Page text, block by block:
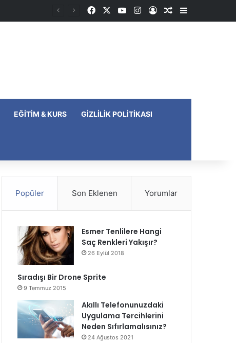
FacebookYouTubeInstagram
Kayıt OlRastgele Makale
Kenar
EĞITIM & KURS GIZLILIK POLITIKASI
Popüler Son Eklenen Yorumlar
Esmer Tenlilere Hangi
Saç Renkleri Yakışır?
26 Eylül 2018
Sıradışı Bir Drone Sprite
9 Temmuz 2015
Akıllı Telefonunuzdaki
Uygulama Tercihlerini
Neden Sıfırlamalısınız?
24 Ağustos 2021